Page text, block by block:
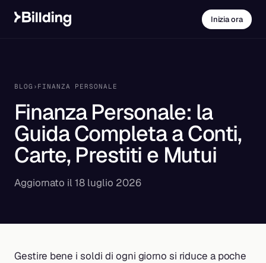
Inizia ora
BLOG › FINANZA PERSONALE
Finanza Personale: la
Guida Completa a Conti,
Carte, Prestiti e Mutui
Aggiornato il 18 luglio 2026
Gestire bene i soldi di ogni giorno si riduce a poche